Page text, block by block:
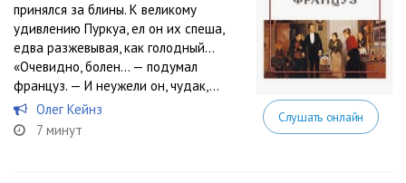
принялся за блины. К великому
удивлению Пуркуа, ел он их спеша,
едва разжевывая, как голодный…
«Очевидно, болен… — подумал
француз. — И неужели он, чудак,...
Олег Кейнз
7 минут
Слушать онлайн